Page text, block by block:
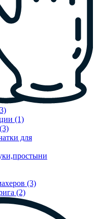
(1)
для
(3)
(2)